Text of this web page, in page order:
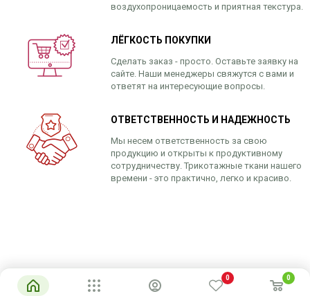
воздухопроницаемость и приятная текстура.
ЛЁГКОСТЬ ПОКУПКИ
Сделать заказ - просто. Оставьте заявку на
сайте. Наши менеджеры свяжутся с вами и
ответят на интересующие вопросы.
ОТВЕТСТВЕННОСТЬ И НАДЕЖНОСТЬ
Мы несем ответственность за свою
продукцию и открыты к продуктивному
сотрудничеству. Трикотажные ткани нашего
времени - это практично, легко и красиво.
0 0